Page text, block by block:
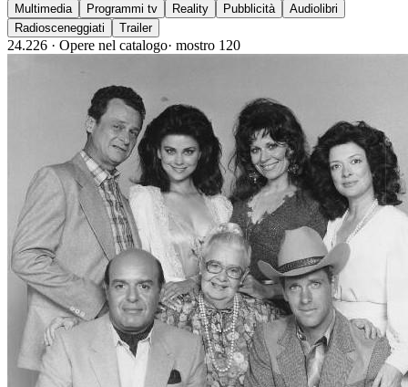
Multimedia
Programmi tv Reality Pubblicità
Audiolibri
Radiosceneggiati
Trailer
24.226 · Opere nel catalogo· mostro 120